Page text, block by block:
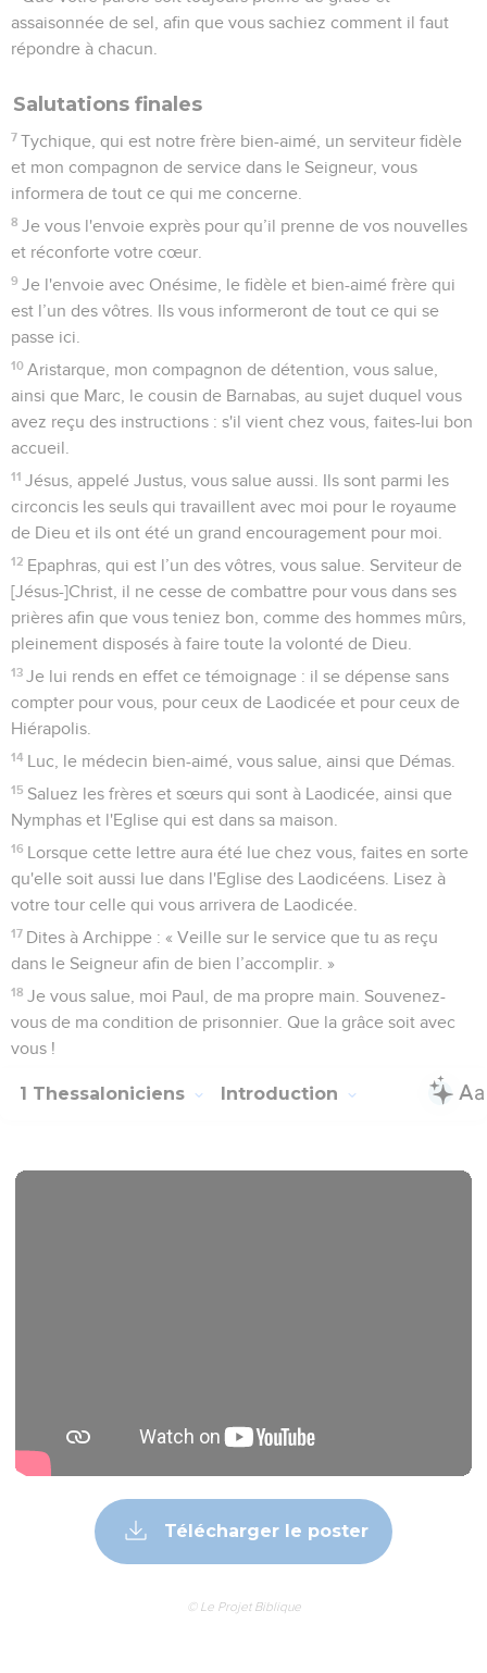
assaisonnée de sel, afin que vous sachiez comment il faut
répondre à chacun.
Salutations finales
7 Tychique, qui est notre frère bien-aimé, un serviteur fidèle
et mon compagnon de service dans le Seigneur, vous
informera de tout ce qui me concerne.
8 Je vous l'envoie exprès pour qu’il prenne de vos nouvelles
et réconforte votre cœur.
9 Je l'envoie avec Onésime, le fidèle et bien-aimé frère qui
est l’un des vôtres. Ils vous informeront de tout ce qui se
passe ici.
10 Aristarque, mon compagnon de détention, vous salue,
ainsi que Marc, le cousin de Barnabas, au sujet duquel vous
avez reçu des instructions : s'il vient chez vous, faites-lui bon
accueil.
11 Jésus, appelé Justus, vous salue aussi. Ils sont parmi les
circoncis les seuls qui travaillent avec moi pour le royaume
de Dieu et ils ont été un grand encouragement pour moi.
12 Epaphras, qui est l’un des vôtres, vous salue. Serviteur de
[Jésus-]Christ, il ne cesse de combattre pour vous dans ses
prières afin que vous teniez bon, comme des hommes mûrs,
pleinement disposés à faire toute la volonté de Dieu.
13 Je lui rends en effet ce témoignage : il se dépense sans
compter pour vous, pour ceux de Laodicée et pour ceux de
Hiérapolis.
14 Luc, le médecin bien-aimé, vous salue, ainsi que Démas.
15 Saluez les frères et sœurs qui sont à Laodicée, ainsi que
Nymphas et l'Eglise qui est dans sa maison.
16 Lorsque cette lettre aura été lue chez vous, faites en sorte
qu'elle soit aussi lue dans l'Eglise des Laodicéens. Lisez à
votre tour celle qui vous arrivera de Laodicée.
17 Dites à Archippe : « Veille sur le service que tu as reçu
dans le Seigneur afin de bien l’accomplir. »
18 Je vous salue, moi Paul, de ma propre main. Souvenez-
vous de ma condition de prisonnier. Que la grâce soit avec
vous !
1 Thessaloniciens Introduction
Télécharger le poster
© Le Projet Biblique